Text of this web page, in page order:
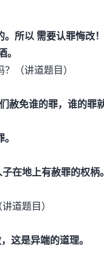
所以 需要认罪悔改！
。
（讲道题目）
赦免谁的罪，谁的罪
在地上有赦罪的权柄
道题目）
这是异端的道理。